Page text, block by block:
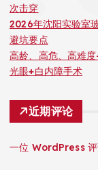
次击穿
2026年沈阳实验室
避坑要点
高龄、高危、高难
光眼+白内障手术
近期评论
一位 WordPress